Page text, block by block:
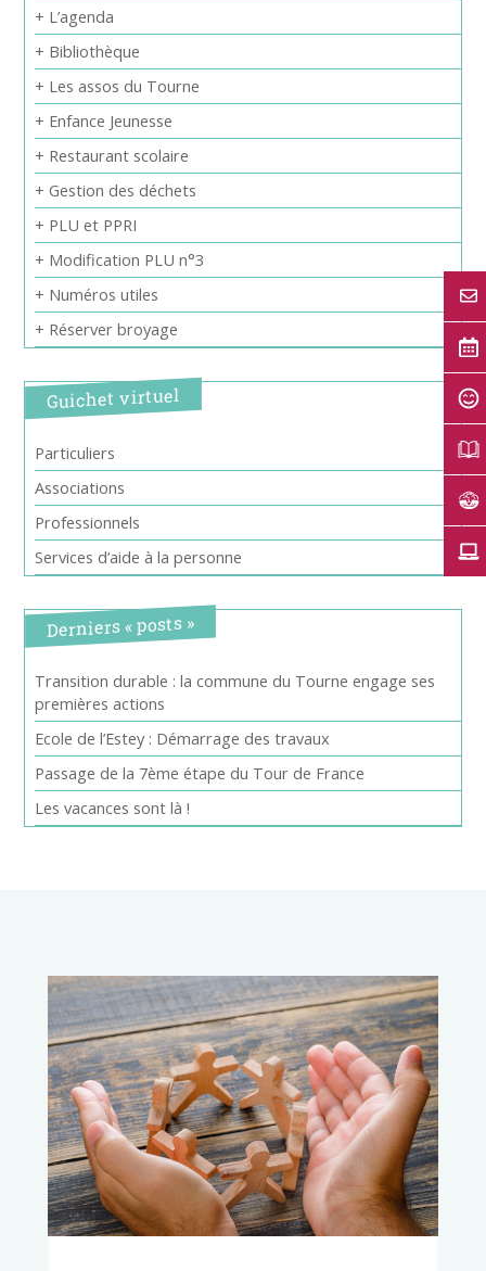
+ L’agenda
+ Bibliothèque
+ Les assos du Tourne
+ Enfance Jeunesse
+ Restaurant scolaire
+ Gestion des déchets
+ PLU et PPRI
+ Modification PLU n°3
+ Numéros utiles
+ Réserver broyage
Guichet virtuel
Particuliers
Associations
Professionnels
Services d’aide à la personne
Derniers « posts »
Transition durable : la commune du Tourne engage ses
premières actions
Ecole de l’Estey : Démarrage des travaux
Passage de la 7ème étape du Tour de France
Les vacances sont là !